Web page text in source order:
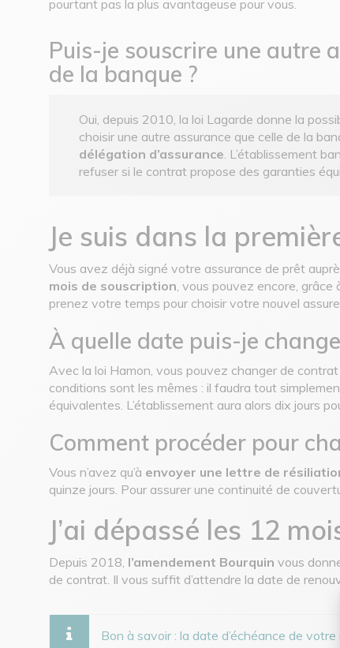
pourtant pas la plus avantageuse pour vous.
Puis-je souscrire une autre
de la banque ?
Oui, depuis 2010, la loi Lagarde donne la
choisir une autre assurance que celle de la
délégation d’assurance . L’établissement
refuser si le contrat propose des garanties
Je suis dans la
Vous avez déjà signé votre assurance de prêt
mois de souscription , vous pouvez encore,
prenez votre temps pour choisir votre nouvel
À quelle date puis-je
Avec la loi Hamon, vous pouvez changer de contrat
conditions sont les mêmes : il faudra tout
équivalentes. L’établissement aura alors dix jours
Comment procéder pour
Vous n’avez qu’à envoyer une lettre de
quinze jours. Pour assurer une continuité de
J’ai dépassé les 12
Depuis 2018, l’amendement Bourquin vous
de contrat. Il vous suffit d’attendre la date de
Bon à savoir : la date d’échéance de